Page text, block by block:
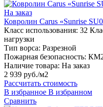
На заказ
Ковролин Carus «Sunrise
Класс использования: 32
нагрузки
Тип ворса: Разрезной
Пожарная безопасность:
Наличие товара: На заказ
2 939 руб./м2
Рассчитать стоимость
В избранное В избранном
Сравнить